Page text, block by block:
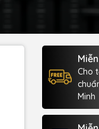
Cho
Minh